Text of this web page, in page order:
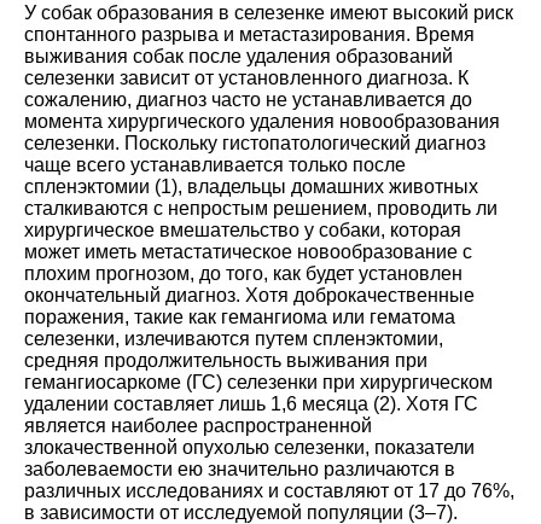
У собак образования в селезенке имеют высокий риск
спонтанного разрыва и метастазирования. Время
выживания собак после удаления образований
селезенки зависит от установленного диагноза. К
сожалению, диагноз часто не устанавливается до
момента хирургического удаления новообразования
селезенки. Поскольку гистопатологический диагноз
чаще всего устанавливается только после
спленэктомии (1), владельцы домашних животных
сталкиваются с непростым решением, проводить ли
хирургическое вмешательство у собаки, которая
может иметь метастатическое новообразование с
плохим прогнозом, до того, как будет установлен
окончательный диагноз. Хотя доброкачественные
поражения, такие как гемангиома или гематома
селезенки, излечиваются путем спленэктомии,
средняя продолжительность выживания при
гемангиосаркоме (ГС) селезенки при хирургическом
удалении составляет лишь 1,6 месяца (2). Хотя ГС
является наиболее распространенной
злокачественной опухолью селезенки, показатели
заболеваемости ею значительно различаются в
различных исследованиях и составляют от 17 до 76%,
в зависимости от исследуемой популяции (3–7).